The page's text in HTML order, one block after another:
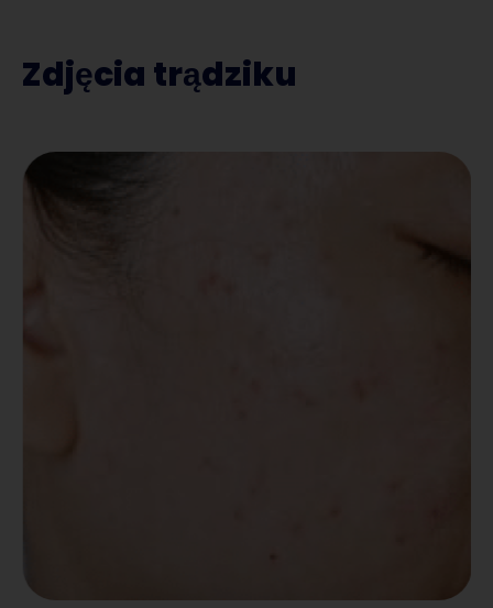
Zdjęcia trądziku